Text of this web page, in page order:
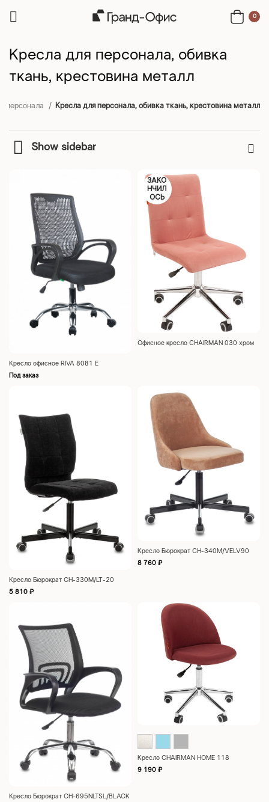
0
Кресла для персонала, обивка
ткань, крестовина металл
персонала Кресла для персонала, обивка ткань, крестовина металл
Show sidebar
Кресло офисное RIVA 8081 E
Под заказ
ЗАКО
НЧИЛ
ОСЬ
Офисное кресло CHAIRMAN 030 хром
Кресло Бюрократ CH-330M/LT-20
5 810 ₽
Кресло Бюрократ CH-340M/VELV90
8 760 ₽
Кресло Бюрократ CH-695NLTSL/BLACK
Кресло CHAIRMAN HOME 118
9 190 ₽